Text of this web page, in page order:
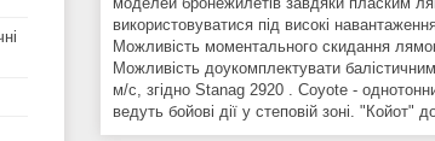
використовуватися під високі
Можливість моментального скидання
Можливість доукомплектувати
м/с, згідно Stanag 2920 . Coyote -
ведуть бойові дії у степовій зоні. "Койот"